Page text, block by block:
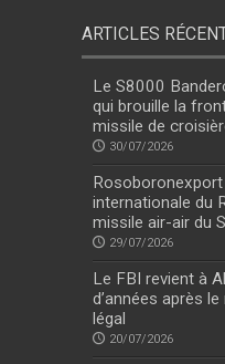
ARTICLES
Le S8000
qui brouille la
missile de
30/07/2026
internationale du
missile air-air du
29/07/2026
Le FBI revient à
d’années après
légal
20/07/2026